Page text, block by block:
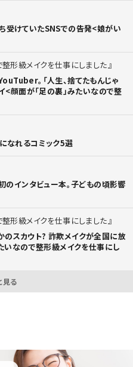
ち受けていたSNSでの告発<娘がい
形級メイクを仕事にしました
。「人生、捨てたもんじゃ
<顔面が「足の裏」みたいなので整
なれるコミック5選
のインタビュー本。子どもの頃影響
形級メイクを仕事にしました
のスカウト? 詐欺メイクが全国に放
いなので整形級メイクを仕事にし
見る